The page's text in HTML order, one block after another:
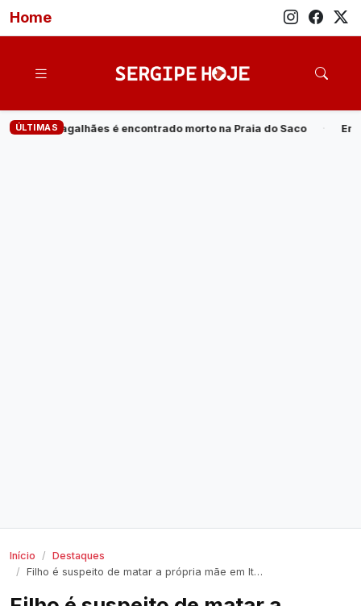
Home
ÚLTIMAS
Praia do Saco · Empresa de energia elétrica oferta 20
Início
Destaques
Filho é suspeito de matar a própria mãe em Itaporanga d’Ajuda